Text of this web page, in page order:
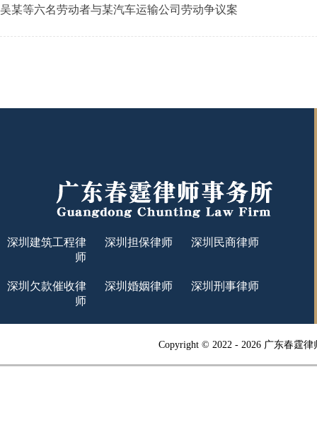
吴某等六名劳动者与某汽车运输公司劳动争议案
深圳建筑工程律
师
深圳担保律师 深圳民商律师
深圳欠款催收律
师
深圳婚姻律师 深圳刑事律师
Copyright © 2022 - 2026 广东春霆